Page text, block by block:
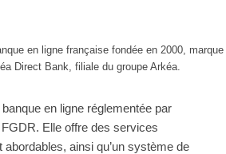
en ligne française fondée en 2000, marque
Direct Bank, filiale du groupe Arkéa.
en ligne réglementée par
Elle offre des services
ainsi qu’un système de